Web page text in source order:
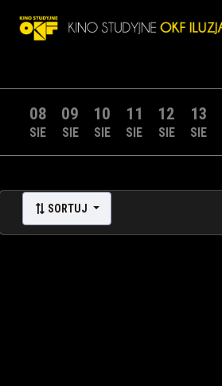
08
SIE
09
SIE
10
SIE
11
SIE
12
SIE
13
SIE
SORTUJ